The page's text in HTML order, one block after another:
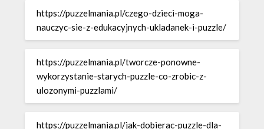
https://puzzelmania.pl/czego-dzieci-moga-
nauczyc-sie-z-edukacyjnych-ukladanek-i-puzzle/
https://puzzelmania.pl/tworcze-ponowne-
wykorzystanie-starych-puzzle-co-zrobic-z-
ulozonymi-puzzlami/
https://puzzelmania.pl/jak-dobierac-puzzle-dla-